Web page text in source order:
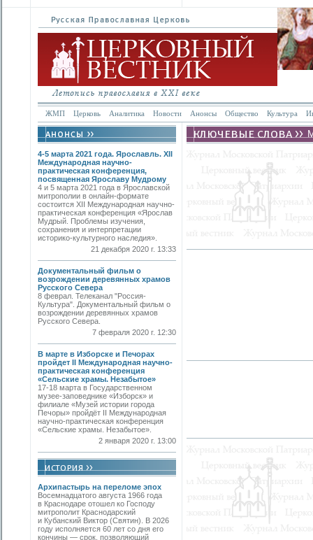
ЖМП Церковь Аналитика Новости Анонсы Общество Культура
4-5 марта 2021 года. Ярославль. XII
Международная научно-
практическая конференция,
посвященная Ярославу Мудрому
4 и 5 марта 2021 года в Ярославской
митрополии в онлайн-формате
состоится XII Международная научно-
практическая конференция «Ярослав
Мудрый. Проблемы изучения,
сохранения и интерпретации
историко-культурного наследия».
21 декабря 2020 г. 13:33
Документальный фильм о
возрождении деревянных храмов
Русского Севера
8 феврал. Телеканал "Россия-
Культура". Документальный фильм о
возрождении деревянных храмов
Русского Севера.
7 февраля 2020 г. 12:30
В марте в Изборске и Печорах
пройдет II Международная научно-
практическая конференция
«Сельские храмы. Незабытое»
17-18 марта в Государственном
музее-заповеднике «Изборск» и
филиале «Музей истории города
Печоры» пройдёт II Международная
научно-практическая конференция
«Сельские храмы. Незабытое».
2 января 2020 г. 13:00
Архипастырь на переломе эпох
Восемнадцатого августа 1966 года
в Краснодаре отошел ко Господу
митрополит Краснодарский
и Кубанский Виктор (Святин). В 2026
году исполняется 60 лет со дня его
кончины — срок, позволяющий